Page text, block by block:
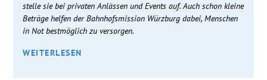
stelle sie bei privaten Anlässen und Events auf. Auch schon kleine
Beträge helfen der Bahnhofsmission Würzburg dabei, Menschen
in Not bestmöglich zu versorgen.
WEITERLESEN